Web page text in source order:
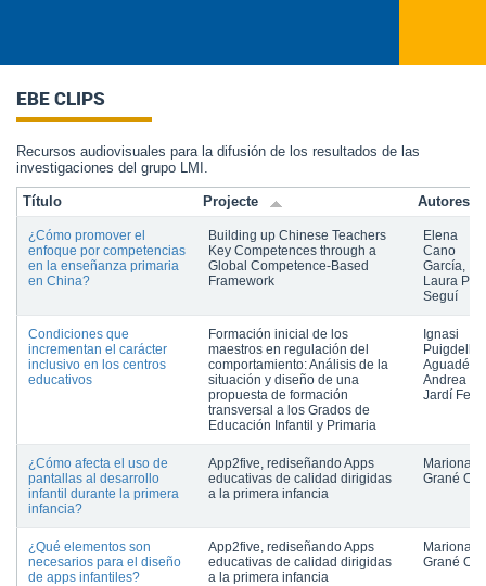
EBE CLIPS
Recursos audiovisuales para la difusión de los resultados de las
investigaciones del grupo LMI.
Título Projecte Autores
¿Cómo promover el
enfoque por competencias
en la enseñanza primaria
en China?
Building up Chinese Teachers
Key Competences through a
Global Competence-Based
Framework
Elena
Cano
García,
Laura
Seguí
Condiciones que
incrementan el carácter
inclusivo en los centros
educativos
Formación inicial de los
maestros en regulación del
comportamiento: Análisis de la
situación y diseño de una
propuesta de formación
transversal a los Grados de
Educación Infantil y Primaria
Ignasi
Aguadé,
Andrea
Jardí Ferré
¿Cómo afecta el uso de
pantallas al desarrollo
infantil durante la primera
infancia?
App2five, rediseñando Apps
educativas de calidad dirigidas
a la primera infancia
Mariona
Grané Oró
¿Qué elementos son
necesarios para el diseño
de apps infantiles?
App2five, rediseñando Apps
educativas de calidad dirigidas
a la primera infancia
Mariona
Grané Oró